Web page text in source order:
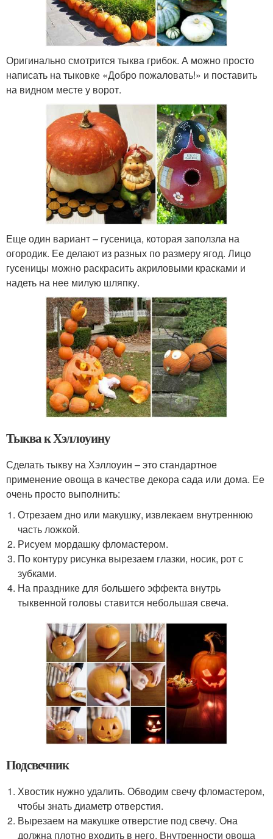
Оригинально смотрится тыква грибок. А можно просто
написать на тыковке «Добро пожаловать!» и поставить
на видном месте у ворот.
Еще один вариант – гусеница, которая заползла на
огородик. Ее делают из разных по размеру ягод. Лицо
гусеницы можно раскрасить акриловыми красками и
надеть на нее милую шляпку.
Тыква к Хэллоуину
Сделать тыкву на Хэллоуин – это стандартное
применение овоща в качестве декора сада или дома. Ее
очень просто выполнить:
Отрезаем дно или макушку, извлекаем внутреннюю
часть ложкой.
Рисуем мордашку фломастером.
По контуру рисунка вырезаем глазки, носик, рот с
зубками.
На празднике для большего эффекта внутрь
тыквенной головы ставится небольшая свеча.
Подсвечник
Хвостик нужно удалить. Обводим свечу фломастером,
чтобы знать диаметр отверстия.
Вырезаем на макушке отверстие под свечу. Она
должна плотно входить в него. Внутренности овоща